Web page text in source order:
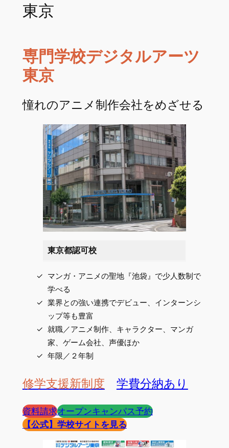
東京
専門学校デジタルアーツ
東京
憧れのアニメ制作会社をめざせる
東京都認可校
マンガ・アニメの聖地『池袋』で少人数制で
学べる
業界との強い連携でデビュー、インターンシ
ップ等も豊富
就職／アニメ制作、キャラクター、マンガ
家、ゲーム会社、声優ほか
年限／２年制
修学支援新制度 学費分納あり
資料請求オープンキャンパス予約
【公式】 学校サイトを見る